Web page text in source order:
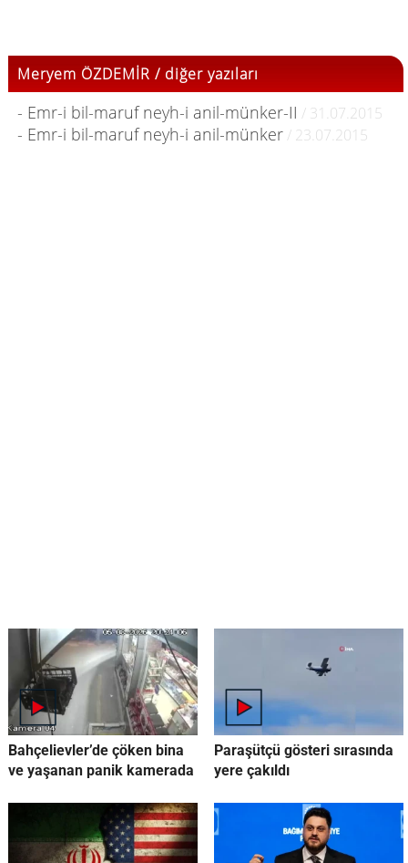
Meryem ÖZDEMİR / diğer yazıları
- Emr-i bil-maruf neyh-i anil-münker-II / 31.07.2015
- Emr-i bil-maruf neyh-i anil-münker/ 23.07.2015
Bahçelievler’de çöken bina
ve yaşanan panik kamerada
Paraşütçü gösteri sırasında
yere çakıldı